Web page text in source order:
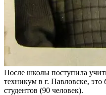
После школы поступила
техникум в г. Павловске,
студентов (90 человек).